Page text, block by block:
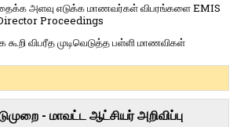
அளவு எடுக்க மாணவர்கள் விபரங்களை EMIS
Proceedings
விபரீத முடிவெடுத்த பள்ளி மாணவிகள்
- மாவட்ட ஆட்சியர் அறிவிப்பு